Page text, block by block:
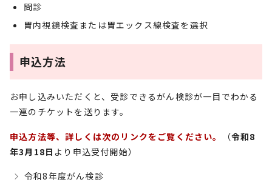
問診
胃内視鏡検査または胃エックス線検査を選択
申込方法
お申し込みいただくと、受診できるがん検診が一目でわかる
一連のチケットを送ります。
申込方法等、詳しくは次のリンクをご覧ください。 （令和8
年3月18日 より申込受付開始）
令和8年度がん検診